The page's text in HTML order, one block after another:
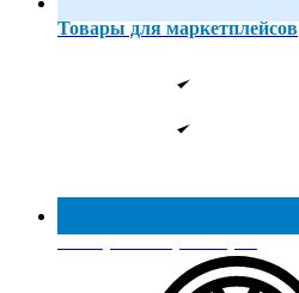
Товары для маркетплейсов
Реестр МинПромТорга